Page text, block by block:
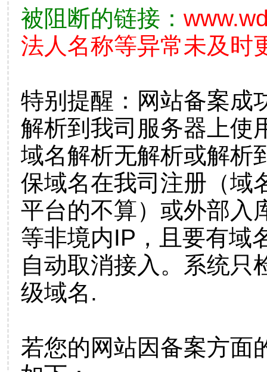
被阻断的链接：
法人名称等异常未及时
特别提醒：网站备案成
解析到我司服务器上使
域名解析无解析或解析
保域名在我司注册（域
平台的不算）或外部入
等非境内IP，且要有域
自动取消接入。系统只
级域名.
若您的网站因备案方面